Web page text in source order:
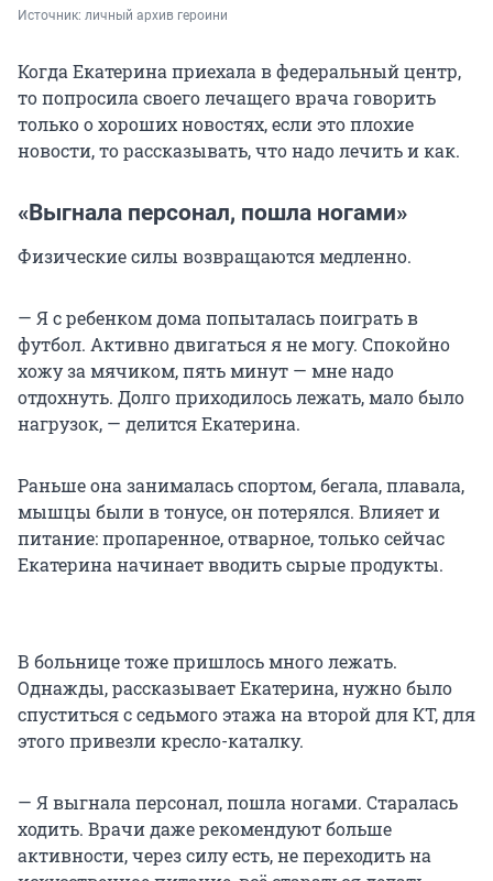
Источник: личный архив героини
Когда Екатерина приехала в федеральный центр,
то попросила своего лечащего врача говорить
только о хороших новостях, если это плохие
новости, то рассказывать, что надо лечить и как.
«Выгнала персонал, пошла ногами»
Физические силы возвращаются медленно.
— Я с ребенком дома попыталась поиграть в
футбол. Активно двигаться я не могу. Спокойно
хожу за мячиком, пять минут — мне надо
отдохнуть. Долго приходилось лежать, мало было
нагрузок, — делится Екатерина.
Раньше она занималась спортом, бегала, плавала,
мышцы были в тонусе, он потерялся. Влияет и
питание: пропаренное, отварное, только сейчас
Екатерина начинает вводить сырые продукты.
В больнице тоже пришлось много лежать.
Однажды, рассказывает Екатерина, нужно было
спуститься с седьмого этажа на второй для КТ, для
этого привезли кресло-каталку.
— Я выгнала персонал, пошла ногами. Старалась
ходить. Врачи даже рекомендуют больше
активности, через силу есть, не переходить на